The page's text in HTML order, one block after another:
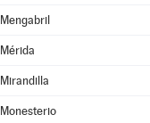
Mengabril
Mérida
Mirandilla
Monesterio